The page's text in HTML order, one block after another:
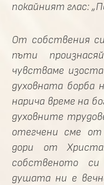
покайният глас:
От собствения
пъти
чувстваме
духовната борба
нарича време на
духовните
отегчени сме от
дори от
собственото
душата ни е